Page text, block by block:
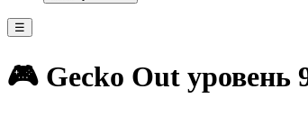
☰
🎮 Gecko Out уровень